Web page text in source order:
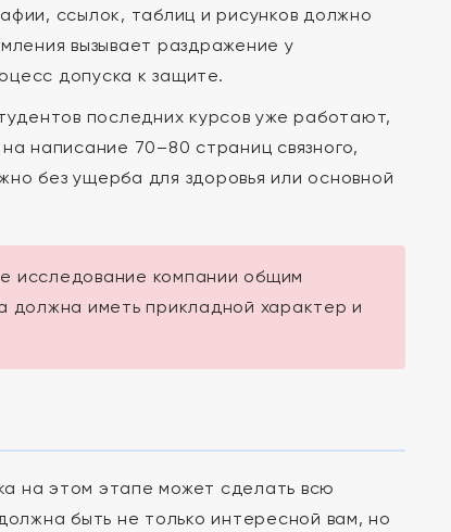
ссылок, таблиц и рисунков должно
вызывает раздражение у
допуска к защите.
последних курсов уже работают,
написание 70–80 страниц связного,
без ущерба для здоровья или основной
исследование компании общим
иметь прикладной характер и
на этом этапе может сделать всю
быть не только интересной вам, но